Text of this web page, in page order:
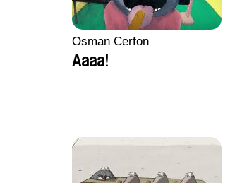
Osman Cerfon
Aaaa!